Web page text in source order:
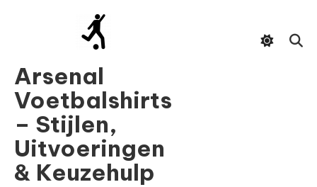
Arsenal
Voetbalshirts
– Stijlen,
Uitvoeringen
& Keuzehulp